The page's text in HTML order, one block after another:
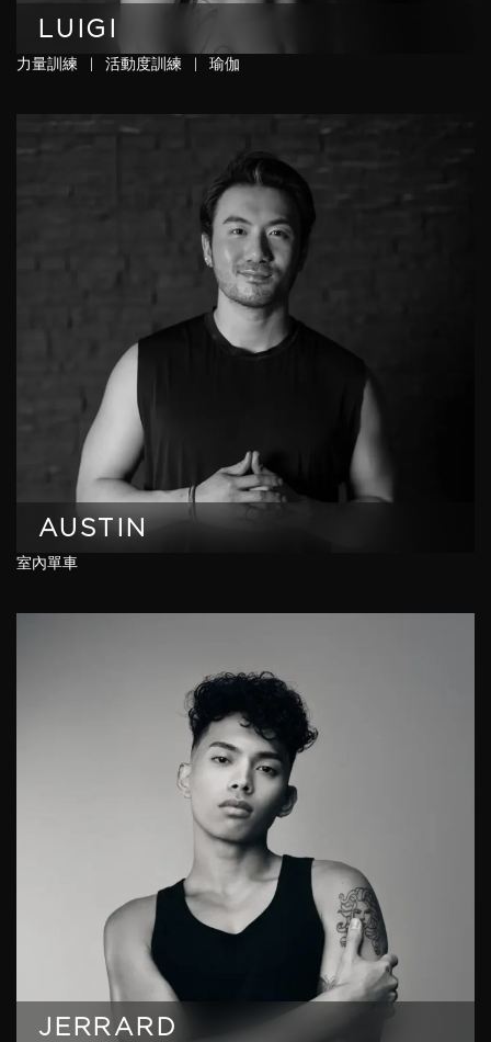
LUIGI
力量訓練 活動度訓練 瑜伽
AUSTIN
室內單車
JERRARD